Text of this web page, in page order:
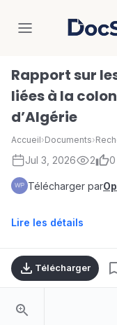
Rapport sur
liées à la
d’Algérie
Accueil›Documents›
Jul 3, 2026 2 0
Télécharger par
Lire les détails
Télécharger